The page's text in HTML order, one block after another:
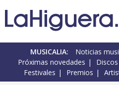
MUSICALIA: Noticias
Próximas novedades
Festivales
Premios